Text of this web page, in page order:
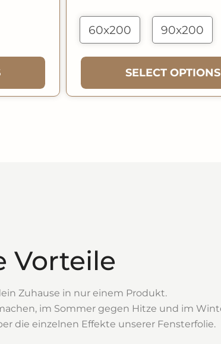
60x200 90x200
SELECT OPTIONS
Vorteile
Zuhause in nur einem Produkt.
im Sommer gegen Hitze und im
die einzelnen Effekte unserer Fensterfolie.